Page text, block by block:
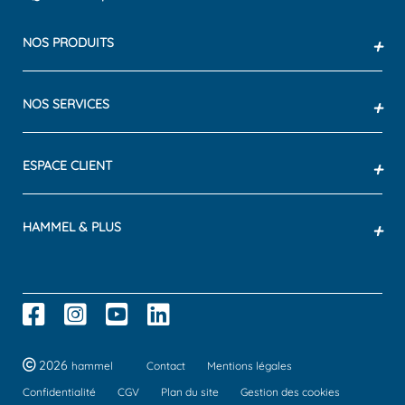
NOS PRODUITS +
NOS SERVICES +
ESPACE CLIENT +
HAMMEL & PLUS +
2026 hammel Contact
Mentions légales
Confidentialité
CGV Plan du site Gestion des cookies